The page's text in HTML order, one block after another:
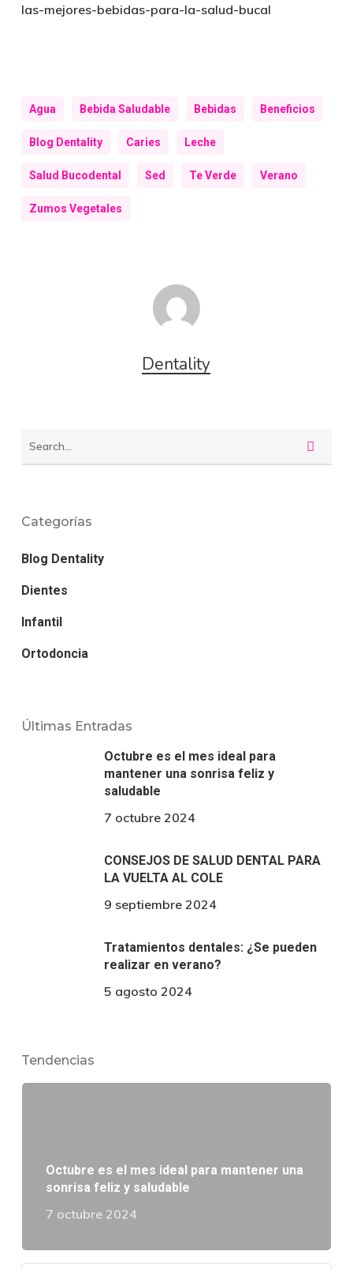
las-mejores-bebidas-para-la-salud-bucal
Agua Bebida Saludable Bebidas Beneficios
Blog Dentality Caries Leche
Salud Bucodental Sed Te Verde Verano
Zumos Vegetales
Dentality
Categorías
Blog Dentality
Dientes
Infantil
Ortodoncia
Últimas Entradas
Octubre es el mes ideal para
mantener una sonrisa feliz y
saludable
7 octubre 2024
CONSEJOS DE SALUD DENTAL PARA
LA VUELTA AL COLE
9 septiembre 2024
Tratamientos dentales: ¿Se pueden
realizar en verano?
5 agosto 2024
Tendencias
Octubre es el mes ideal para mantener una
sonrisa feliz y saludable
7 octubre 2024